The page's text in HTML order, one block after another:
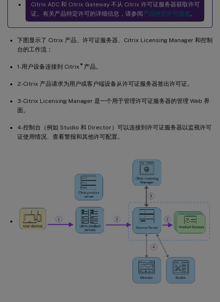
Citrix ADC 和 Citrix Gateway 不从 Citrix 许可证服务器获取许可
证。有关产品特定许可的详细信息，请参阅产品特定许可信息 。
下图显示了 Citrix 产品、许可证服务器、Citrix Licensing Manager 和控制
台的工作流：
1-用户设备连接到 Citrix ®产品。
2-Citrix 产品请求为用户或客户端设备从许可证服务器签出许可证。
3-Citrix Licensing Manager 是一个用于管理许可证服务器的管理 Web 界
面。
4-控制台（例如 Studio 和 Director）可以连接到许可证服务器以监视许可
证使用情况、查看警报和其他许可配置。